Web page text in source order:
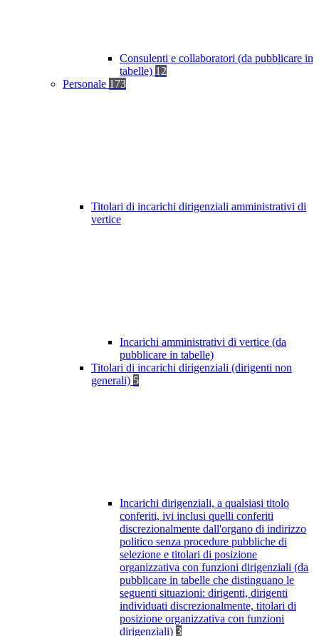
Consulenti e collaboratori (da pubblicare in
tabelle) 12
Personale 173
Titolari di incarichi dirigenziali amministrativi di
vertice
Incarichi amministrativi di vertice (da
pubblicare in tabelle)
Titolari di incarichi dirigenziali (dirigenti non
generali) 5
Incarichi dirigenziali, a qualsiasi titolo
conferiti, ivi inclusi quelli conferiti
discrezionalmente dall'organo di indirizzo
politico senza procedure pubbliche di
selezione e titolari di posizione
organizzativa con funzioni dirigenziali (da
pubblicare in tabelle che distinguano le
seguenti situazioni: dirigenti, dirigenti
individuati discrezionalmente, titolari di
posizione organizzativa con funzioni
dirigenziali) 3